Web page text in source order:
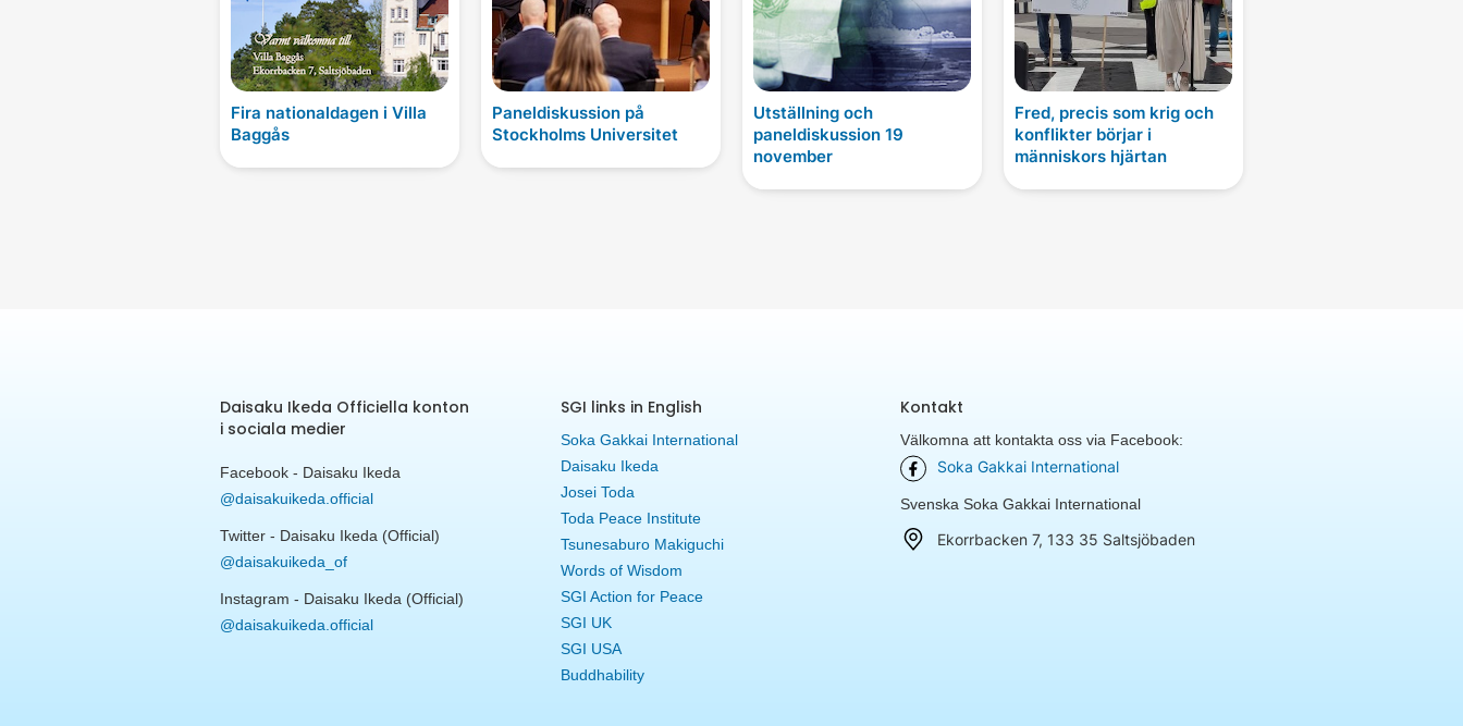
Fira nationaldagen i Villa
Baggås
Paneldiskussion på
Stockholms Universitet
Utställning och
paneldiskussion 19
november
Fred, precis som krig och
konflikter börjar i
människors hjärtan
Daisaku Ikeda Officiella konton
i sociala medier
Facebook - Daisaku Ikeda
@daisakuikeda.official
Twitter - Daisaku Ikeda (Official)
@daisakuikeda_of
Instagram - Daisaku Ikeda (Official)
@daisakuikeda.official
SGI links in English
Soka Gakkai International
Daisaku Ikeda
Josei Toda
Toda Peace Institute
Tsunesaburo Makiguchi
Words of Wisdom
SGI Action for Peace
SGI UK
SGI USA
Buddhability
Kontakt
Välkomna att kontakta oss via Facebook:
Soka Gakkai International
Svenska Soka Gakkai International
Ekorrbacken 7, 133 35 Saltsjöbaden